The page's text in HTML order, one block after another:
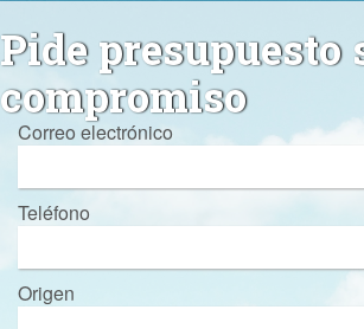
Pide presupuesto
compromiso
Correo electrónico
Teléfono
Origen